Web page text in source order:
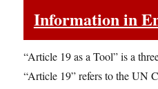
Information in
“Article 19 as a Tool” is a
“Article 19” refers to the UN